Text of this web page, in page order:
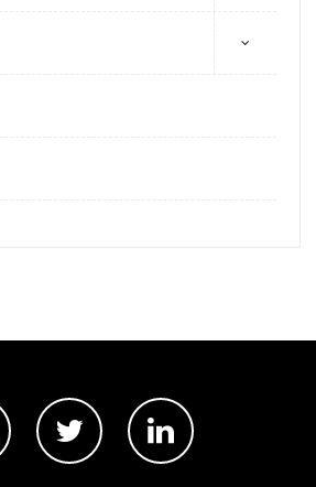
FacebookTwitterLinkedin